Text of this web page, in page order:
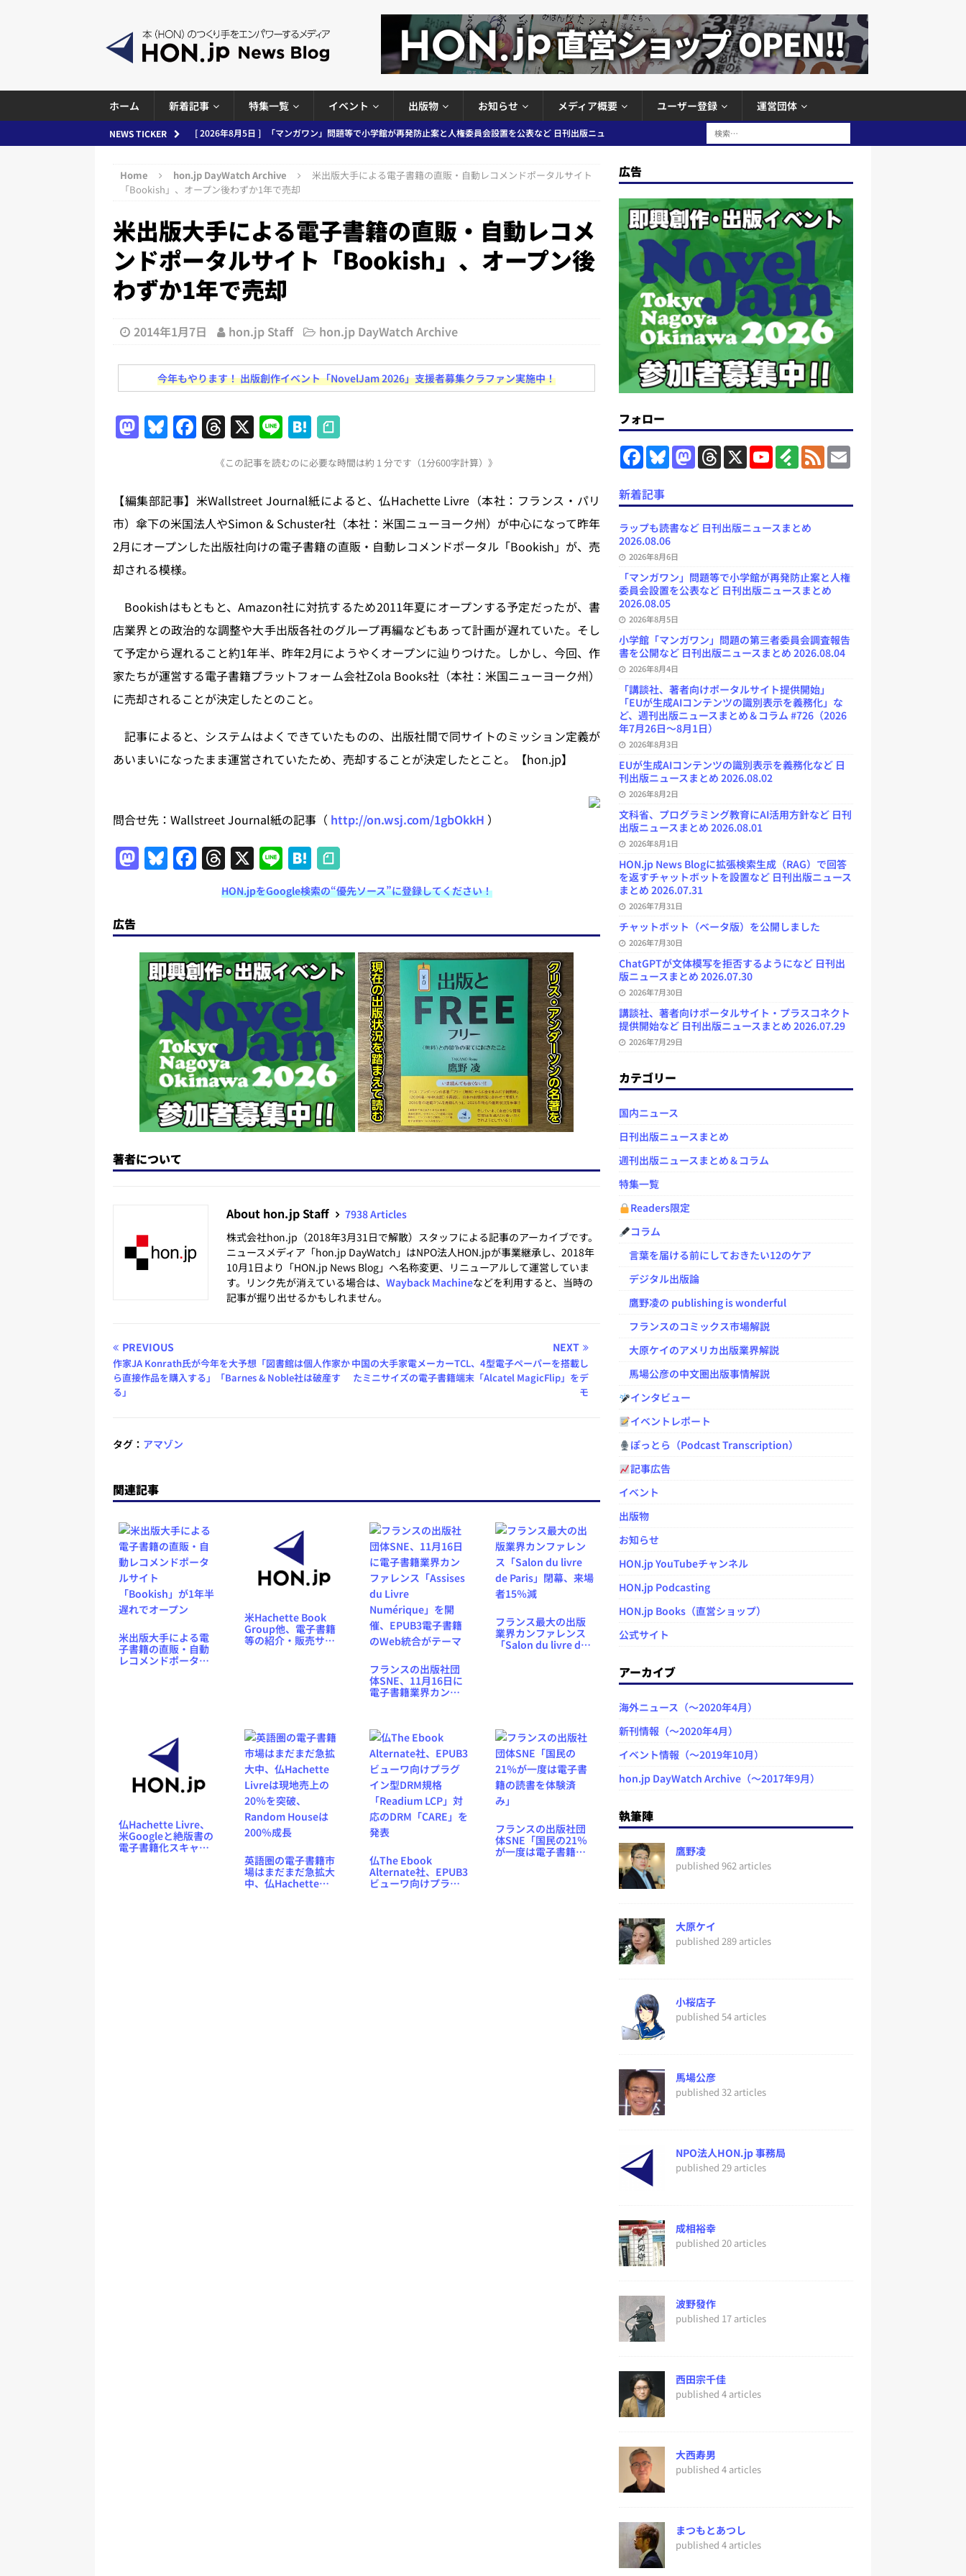
ホーム 新着記事 特集一覧 イベント 出版物 お知らせ メディア概要 ユーザー登録 運営団体
NEWS TICKER [ 2026年8月5日 ]
「マンガワン」問題等で小学館が再発防止案と人権委員会設置を公表など 日刊出版ニュ
[ 2026年8月4日 ] 小学館「マンガワン」問題の第三者委員会調査報告書を公開など 日刊出版ニュースまと
[ 2026年8月3日 ] 「講談社、著者向けポータルサイト提供開始」「EUが生成AIコンテンツの識別表示を義
務化」など、週刊出版ニュースまとめ＆コラム #726（2026年7月26日～8月1日）
週刊出版ニュースま
とめ＆コラム
[ 2026年8月2日 ]
EUが生成AIコンテンツの識別表示を義務化など 日刊出版ニュースまとめ 2026.08.02
日刊出版ニュースまとめ
日刊出版ニュースまとめ
日刊出版ニュースまとめ 2026.07.31
刊出版ニュースまとめ
[ 2026年7月29日 ] 講談社、著者向けポータルサイト・プラスコネクト提供開始など 日刊出版ニュースま
とめ 2026.07.29
日刊出版ニュースまとめ
Home hon.jp DayWatch Archive
米出版大手による電子書籍の直販・自動レコメンドポータルサイト
「Bookish」、オープン後わずか1年で売却
米出版大手による電子書籍の直販・自動レコメ
ンドポータルサイト「Bookish」、オープン後
わずか1年で売却
2014年1月7日 hon.jp Staff hon.jp DayWatch Archive
今年もやります！ 出版創作イベント「NovelJam 2026」支援者募集クラファン実施中！
M
o
d
o
n
Bl
s
k
y
F
e
b
o
T
re
a
d
s
X Li
n
e
H
at
e
n
a
《この記事を読むのに必要な時間は約 1 分です（1分600字計算）》
【編集部記事】米Wallstreet Journal紙によると、仏Hachette Livre（本社：フランス・パリ
市）傘下の米国法人やSimon & Schuster社（本社：米国ニューヨーク州）が中心になって昨年
2月にオープンした出版社向けの電子書籍の直販・自動レコメンドポータル「Bookish」が、売
却される模様。
Bookishはもともと、Amazon社に対抗するため2011年夏にオープンする予定だったが、書
店業界との政治的な調整や大手出版各社のグループ再編などもあって計画が遅れていた。そし
て予定から遅れること約1年半、昨年2月にようやくオープンに辿りつけた。しかし、今回、作
家たちが運営する電子書籍プラットフォーム会社Zola Books社（本社：米国ニューヨーク州）
に売却されることが決定したとのこと。
記事によると、システムはよくできていたものの、出版社間で同サイトのミッション定義が
あいまいになったまま運営されていたため、売却することが決定したとこと。【hon.jp】
問合せ先：Wallstreet Journal紙の記事（ http://on.wsj.com/1gbOkkH ）
M
a
o
d
o
n
Bl
u
s
k
y
F
a
e
b
o
o
k
T
h
re
a
d
s
X Li
n
e
H
at
e
n
a
HON.jpをGoogle検索の“優先ソース”に登録してください！
広告
著者について
About hon.jp Staff
7938 Articles
株式会社hon.jp（2018年3月31日で解散）スタッフによる記事のアーカイブです。
ニュースメディア「hon.jp DayWatch」はNPO法人HON.jpが事業継承し、2018年
10月1日より「HON.jp News Blog」へ名称変更、リニューアルして運営していま
す。リンク先が消えている場合は、 Wayback Machineなどを利用すると、当時の
記事が掘り出せるかもしれません。
PREVIOUS
作家JA Konrath氏が今年を大予想「図書館は個人作家か
ら直接作品を購入する」「Barnes & Noble社は破産す
る」
NEXT
中国の大手家電メーカーTCL、4型電子ペーパーを搭載し
たミニサイズの電子書籍端末「Alcatel MagicFlip」をデ
モ
タグ： アマゾン
関連記事
米出版大手による電
子書籍の直販・自動
レコメンドポータル
米Hachette Book
Group他、電子書籍
等の紹介・販売サイ
フランスの出版社団
体SNE、11月16日に
電子書籍業界カンフ
Numérique」を開
催、EPUB3電子書籍
のWeb統合がテーマ
フランス最大の出版
業界カンファレンス
「Salon du livre de
仏Hachette Livre、
米Googleと絶版書の
電子書籍化スキャン
英語圏の電子書籍市
場はまだまだ急拡大
中、仏Hachette
仏The Ebook
Alternate社、EPUB3
ビューワ向けプラグ
フランスの出版社団
体SNE「国民の21％
が一度は電子書籍の
広告
フォロー
F
a
e
b
o
o
k
B
l
k
y
M
a
d
o
n
T
h
d
s
X
Y
o
b
C
n
e
F
e
y
F
e
E
m
新着記事
ラップも読書など 日刊出版ニュースまとめ
2026.08.06
2026年8月6日
「マンガワン」問題等で小学館が再発防止案と人権
委員会設置を公表など 日刊出版ニュースまとめ
2026.08.05
2026年8月5日
小学館「マンガワン」問題の第三者委員会調査報告
書を公開など 日刊出版ニュースまとめ 2026.08.04
2026年8月4日
「講談社、著者向けポータルサイト提供開始」
「EUが生成AIコンテンツの識別表示を義務化」な
ど、週刊出版ニュースまとめ＆コラム #726（2026
年7月26日～8月1日）
2026年8月3日
EUが生成AIコンテンツの識別表示を義務化など 日
刊出版ニュースまとめ 2026.08.02
2026年8月2日
文科省、プログラミング教育にAI活用方針など 日刊
出版ニュースまとめ 2026.08.01
2026年8月1日
HON.jp News Blogに拡張検索生成（RAG）で回答
を返すチャットボットを設置など 日刊出版ニュース
まとめ 2026.07.31
2026年7月31日
チャットボット（ベータ版）を公開しました
2026年7月30日
ChatGPTが文体模写を拒否するようになど 日刊出
版ニュースまとめ 2026.07.30
2026年7月30日
講談社、著者向けポータルサイト・プラスコネクト
提供開始など 日刊出版ニュースまとめ 2026.07.29
2026年7月29日
カテゴリー
国内ニュース
日刊出版ニュースまとめ
週刊出版ニュースまとめ＆コラム
特集一覧
Readers限定
コラム
言葉を届ける前にしておきたい12のケア
デジタル出版論
鷹野凌の publishing is wonderful
フランスのコミックス市場解説
大原ケイのアメリカ出版業界解説
馬場公彦の中文圏出版事情解説
インタビュー
イベントレポート
ぽっとら（Podcast Transcription）
記事広告
イベント
出版物
お知らせ
HON.jp YouTubeチャンネル
HON.jp Podcasting
HON.jp Books（直営ショップ）
公式サイト
アーカイブ
海外ニュース（～2020年4月）
新刊情報（～2020年4月）
イベント情報（～2019年10月）
hon.jp DayWatch Archive（～2017年9月）
執筆陣
鷹野凌
published 962 articles
大原ケイ
published 289 articles
小桜店子
published 54 articles
馬場公彦
published 32 articles
NPO法人HON.jp 事務局
published 29 articles
成相裕幸
published 20 articles
波野發作
published 17 articles
西田宗千佳
published 4 articles
大西寿男
published 4 articles
まつもとあつし
published 4 articles